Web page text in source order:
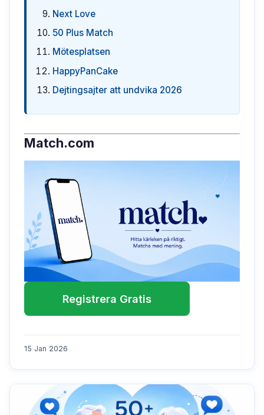
Next Love
50 Plus Match
Mötesplatsen
HappyPanCake
Dejtingsajter att undvika 2026
Match.com
Registrera Gratis
15 Jan 2026